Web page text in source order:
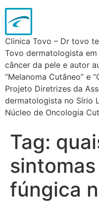
Clinica Tovo – Dr tovo
Tovo dermatologista
câncer da pele e autor
“Melanoma Cutâneo” e
Projeto Diretrizes da
dermatologista no Sírio
Núcleo de Oncologia
Tag:
fúngica